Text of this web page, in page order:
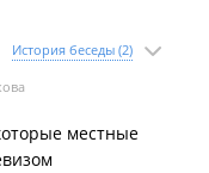
История беседы (2)
местные